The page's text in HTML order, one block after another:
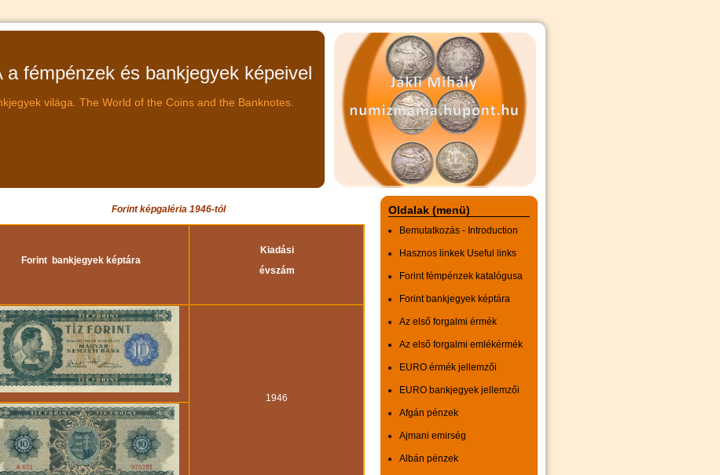
a fémpénzek és bankjegyek képeivel
világa. The World of the Coins and the Banknotes.
Oldalak (menü)
Bemutatkozás - Introduction
Hasznos linkek Useful links
Forint fémpénzek katalógusa
Forint bankjegyek képtára
Az első forgalmi érmék
Az első forgalmi emlékérmék
EURO érmék jellemzői
EURO bankjegyek jellemzői
Afgán pénzek
Ajmani emirség
Albán pénzek
Forint képgaléria 1946-tól
Forint bankjegyek képtára
Kiadási
évszám
1946